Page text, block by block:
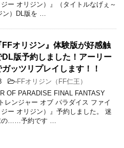
ー オリジン）』（タイトルなげぇ～
ン）DL版を …
FFオリジン』体験版が好感触
DL版予約しました！アーリー
ッツリプレイします！！
-FFオリジン（FF仁王）
OF PARADISE FINAL FANTASY
レンジャー オブ パラダイス ファイ
ー オリジン）』予約しました。 迷
の……予約です …